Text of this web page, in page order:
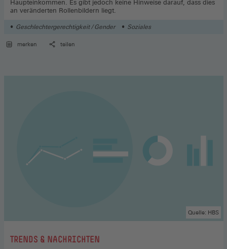
Haupteinkommen. Es gibt jedoch keine Hinweise darauf, dass dies
an veränderten Rollenbildern liegt.
Geschlechtergerechtigkeit / Gender Soziales
merken teilen
:
TRENDS & NACHRICHTEN
Quelle: HBS